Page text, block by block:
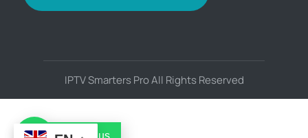
IPTV Smarters Pro All Rights Reserved
Contact us